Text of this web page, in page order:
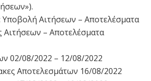
Υποβολή Αιτήσεων – Αποτελέσματα
– Αποτελέσματα
02/08/2022 – 12/08/2022
Αποτελεσμάτων 16/08/2022